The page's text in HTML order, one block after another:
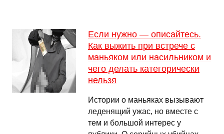
Если нужно — описайтесь.
Как выжить при встрече с
маньяком или насильником и
чего делать категорически
нельзя
Истории о маньяках вызывают
леденящий ужас, но вместе с
тем и большой интерес у